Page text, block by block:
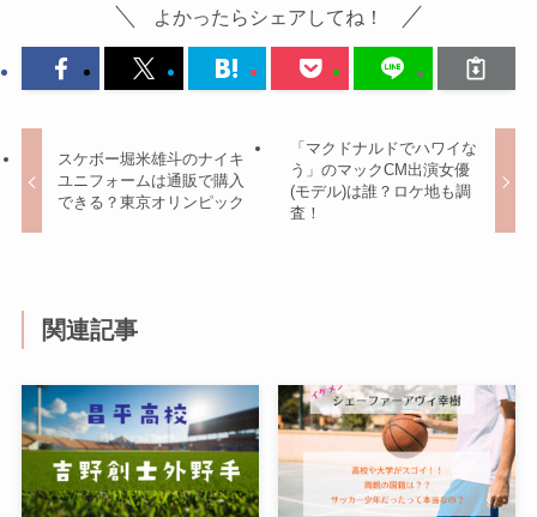
よかったらシェアしてね！
スケボー堀米雄斗のナイキ
ユニフォームは通販で購入
できる？東京オリンピック
「マクドナルドでハワイな
う」のマックCM出演女優
(モデル)は誰？ロケ地も調
査！
関連記事